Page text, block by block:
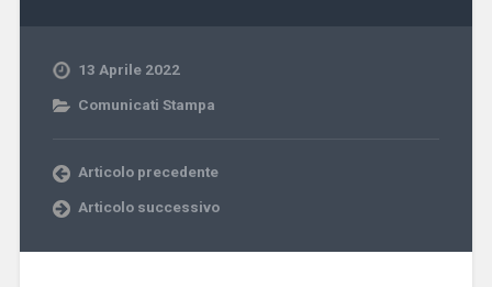
13 Aprile 2022
Comunicati Stampa
Articolo precedente
Articolo successivo